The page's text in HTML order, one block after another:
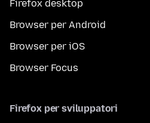
Firefox desktop
Browser per Android
Browser per iOS
Browser Focus
Firefox per sviluppatori